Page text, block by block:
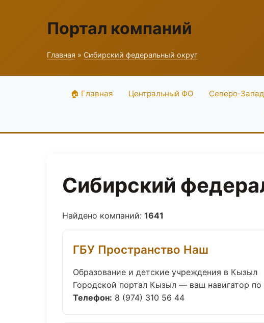
Портал компаний
Главная » Сибирский федеральный округ
🏠 Главная Центральный ФО Северо-
Сибирский
Найдено компаний: 1641
ГБУ Пространство Наш
Образование и детские учреждения в Кызыл
Городской портал Кызыл — ваш навигатор по
Телефон: 8 (974) 310 56 44